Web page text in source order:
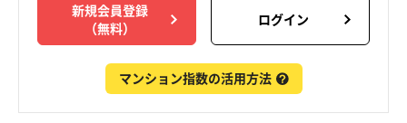
新規会員登録
（無料）
ログイン
マンション指数の活用方法